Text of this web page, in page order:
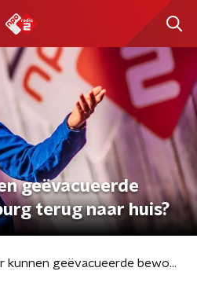
geëvacueerde
terug naar huis?
Wanneer kunnen geëvacueerde bewoners Limburg terug naar huis?